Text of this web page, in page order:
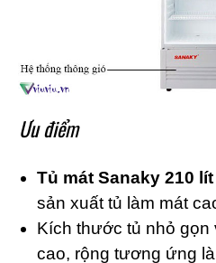
Ưu điểm
Tủ mát Sanaky 210 lít
sản xuất tủ làm mát
Kích thước tủ nhỏ gọn
cao, rộng tương ứng